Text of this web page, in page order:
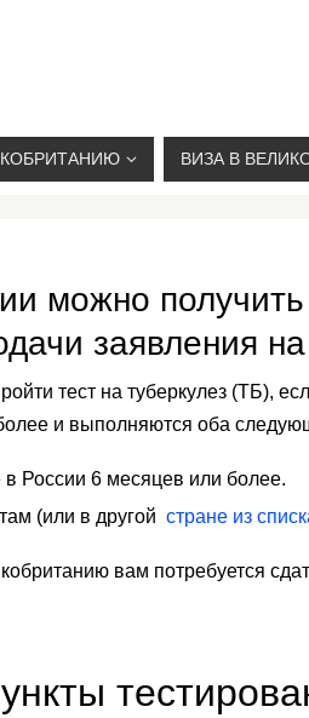
ПЕР., 11, М. КУРСКАЯ,
ВИЗА В
можно получить
заявления
тест на туберкулез (ТБ),
и выполняются оба
России 6 месяцев или более.
(или в другой стране из
вам потребуется